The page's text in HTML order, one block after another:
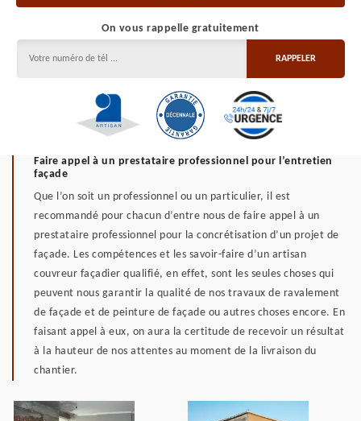
On vous rappelle gratuitement
Faire appel à un prestataire professionnel pour l’entretien
façade
Que l’on soit un professionnel ou un particulier, il est
recommandé pour chacun d’entre nous de faire appel à un
prestataire professionnel pour la concrétisation d’un projet de
façade. Les compétences et les savoir-faire d’un artisan
couvreur façadier qualifié, en effet, sont les seules choses qui
peuvent nous garantir la qualité de nos travaux de ravalement
de façade et de peinture de façade ou autres choses encore. En
faisant appel à eux, on aura la certitude de recevoir un résultat
à la hauteur de nos attentes au moment de la livraison du
chantier.